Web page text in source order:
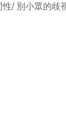
/ 別⼩眾的歧